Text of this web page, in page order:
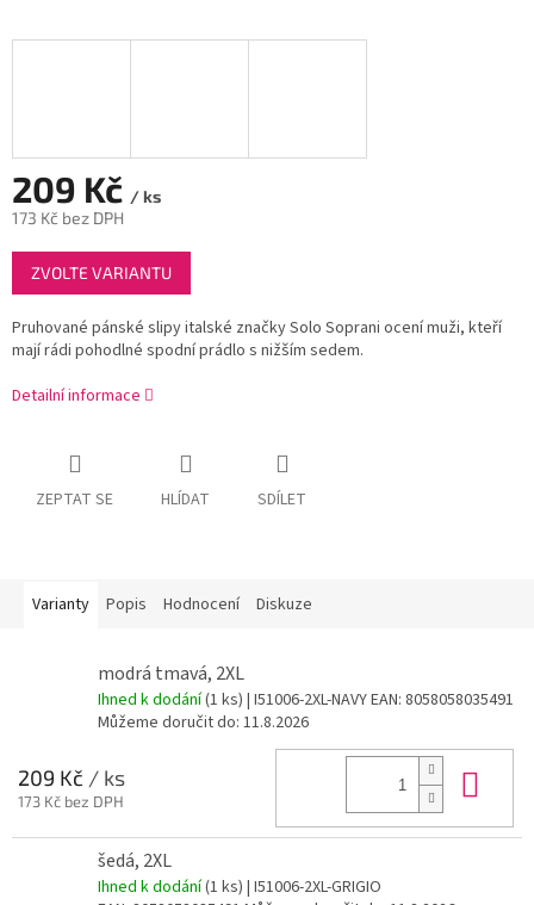
209 Kč / ks
173 Kč bez DPH
Měrná
cena:
ZVOLTE VARIANTU
Pruhované pánské slipy italské značky Solo Soprani ocení muži, kteří
mají rádi pohodlné spodní prádlo s nižším sedem.
Detailní informace
ZEPTAT SE HLÍDAT SDÍLET
Varianty Popis Hodnocení Diskuze
modrá tmavá, 2XL
Ihned k dodání(1 ks) | I51006-2XL-NAVYEAN: 8058058035491
Můžeme doručit do: 11.8.2026
209 Kč / ks
173 Kč bez DPH
šedá, 2XL
Ihned k dodání(1 ks) | I51006-2XL-GRIGIO